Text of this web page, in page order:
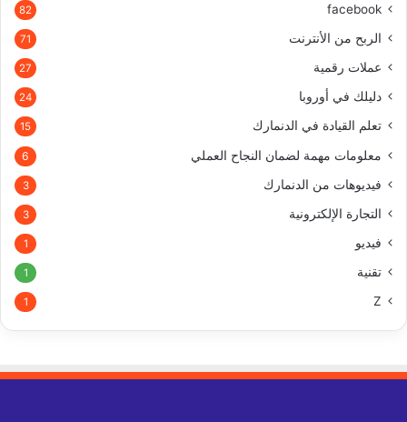
facebook
82
الربح من الأنترنت 71
عملات رقمية 27
دليلك في أوروبا 24
تعلم القيادة في الدنمارك 15
معلومات مهمة لضمان النجاح العملي 6
فيديوهات من الدنمارك 3
التجارة الإلكترونية 3
فيديو 1
تقنية 1
Z
1